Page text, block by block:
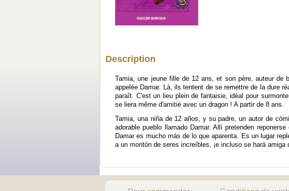
Description
Tamia, une jeune fille de 12 ans, et son père, auteur de
appelée Damar. Là, ils tentent de se remettre de la dure
paraît. C'est un lieu plein de fantaisie, idéal pour
se liera même d'amitié avec un dragon ! A partir de 8 ans.
Tamia, una niña de 12 años, y su padre, un autor de
adorable pueblo llamado Damar. Allí pretenden
Damar es mucho más de lo que aparenta. Es un lugar
a un montón de seres increíbles, ¡e incluso se hará amiga